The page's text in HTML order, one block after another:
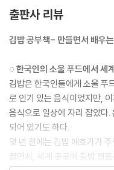
출판사 리뷰
김밥 공부책- 만들면서 배우
◌ 한국인의 소울 푸드에서 세
김밥은 한국인들에게 소울 푸
로 인기 있는 음식이었지만,
음식으로 일상에 자리 잡았다
되어 있기도 하다.
몇 년 전에는 김밥 애호가가
끌면서, 세계 곳곳에 김밥 열